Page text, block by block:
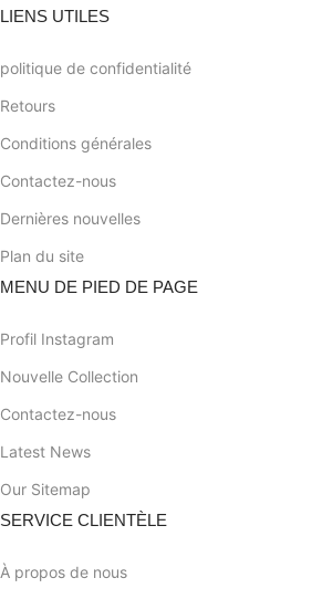
LIENS UTILES
politique de confidentialité
Retours
Conditions générales
Contactez-nous
Dernières nouvelles
Plan du site
MENU DE PIED DE PAGE
Profil Instagram
Nouvelle Collection
Contactez-nous
Latest News
Our Sitemap
SERVICE CLIENTÈLE
À propos de nous